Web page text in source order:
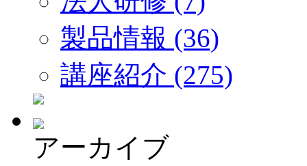
製品情報 (36)
講座紹介 (275)
アーカイブ